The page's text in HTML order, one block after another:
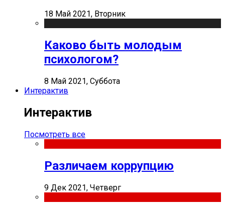
18 Май 2021, Вторник
Каково быть молодым
психологом?
8 Май 2021, Суббота
Интерактив
Интерактив
Посмотреть все
Различаем коррупцию
9 Дек 2021, Четверг